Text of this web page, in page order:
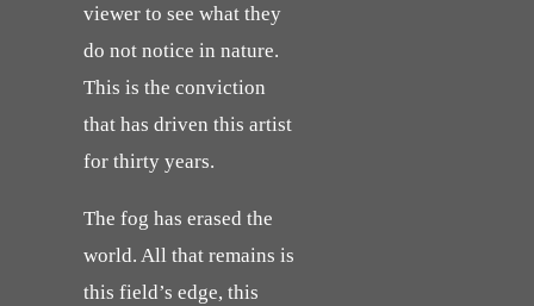
viewer to see what they
do not notice in nature.
This is the conviction
that has driven this artist
for thirty years.
The fog has erased the
world. All that remains is
this field’s edge, this